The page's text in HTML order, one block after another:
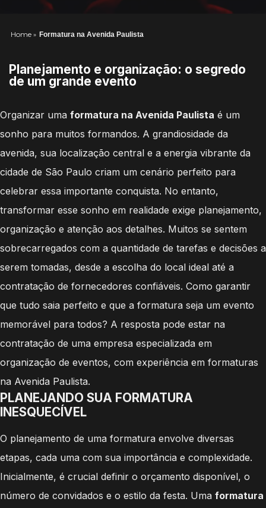
Home » Formatura na Avenida Paulista
Planejamento e organização: o segredo
de um grande evento
Organizar uma formatura na Avenida Paulista é um
sonho para muitos formandos. A grandiosidade da
avenida, sua localização central e a energia vibrante da
cidade de São Paulo criam um cenário perfeito para
celebrar essa importante conquista. No entanto,
transformar esse sonho em realidade exige planejamento,
organização e atenção aos detalhes. Muitos se sentem
sobrecarregados com a quantidade de tarefas e decisões a
serem tomadas, desde a escolha do local ideal até a
contratação de fornecedores confiáveis. Como garantir
que tudo saia perfeito e que a formatura seja um evento
memorável para todos? A resposta pode estar na
contratação de uma empresa especializada em
organização de eventos, com experiência em formaturas
na Avenida Paulista.
PLANEJANDO SUA FORMATURA
INESQUECÍVEL
O planejamento de uma formatura envolve diversas
etapas, cada uma com sua importância e complexidade.
Inicialmente, é crucial definir o orçamento disponível, o
número de convidados e o estilo da festa. Uma formatura